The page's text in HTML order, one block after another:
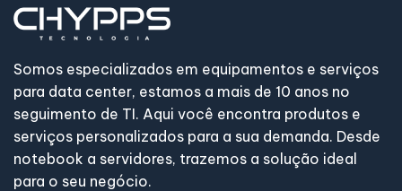
Somos especializados em equipamentos e serviços
para data center, estamos a mais de 10 anos no
seguimento de TI. Aqui você encontra produtos e
serviços personalizados para a sua demanda. Desde
notebook a servidores, trazemos a solução ideal
para o seu negócio.